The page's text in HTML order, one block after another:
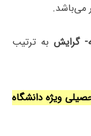
می‌باشد.
گرایش به ترتیب
ویژه دانشگاه